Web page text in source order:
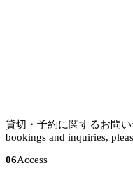
貸切・予約に関するお問
bookings and inquiries,
06Access